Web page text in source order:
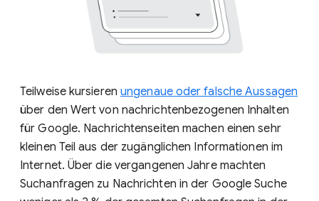
Teilweise kursieren ungenaue oder falsche Aussagen
über den Wert von nachrichtenbezogenen Inhalten
für Google. Nachrichtenseiten machen einen sehr
kleinen Teil aus der zugänglichen Informationen im
Internet. Über die vergangenen Jahre machten
Suchanfragen zu Nachrichten in der Google Suche